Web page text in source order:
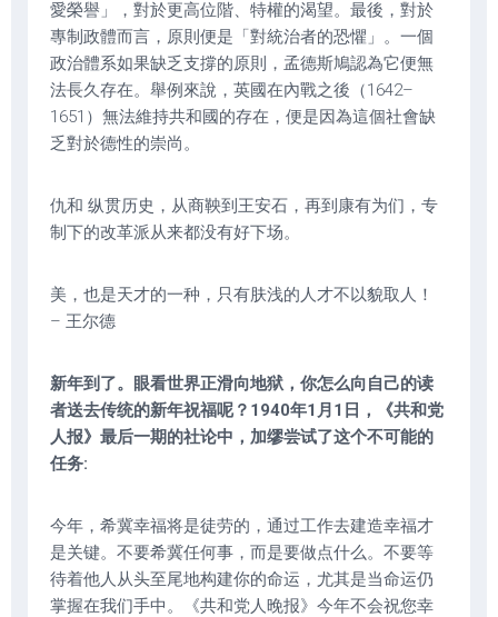
愛榮譽」，對於更高位階、特權的渴望。最後，對於
專制政體而言，原則便是「對統治者的恐懼」。一個
政治體系如果缺乏支撐的原則，孟德斯鳩認為它便無
法長久存在。舉例來說，英國在內戰之後（1642–
1651）無法維持共和國的存在，便是因為這個社會缺
乏對於德性的崇尚。
仇和 纵贯历史，从商鞅到王安石，再到康有为们，专
制下的改革派从来都没有好下场。
美，也是天才的一种，只有肤浅的人才不以貌取人！
– 王尔德
新年到了。眼看世界正滑向地狱，你怎么向自己的读
者送去传统的新年祝福呢？1940年1月1日，《共和党
人报》最后一期的社论中，加缪尝试了这个不可能的
任务:
今年，希冀幸福将是徒劳的，通过工作去建造幸福才
是关键。不要希冀任何事，而是要做点什么。不要等
待着他人从头至尾地构建你的命运，尤其是当命运仍
掌握在我们手中。《共和党人晚报》今年不会祝您幸